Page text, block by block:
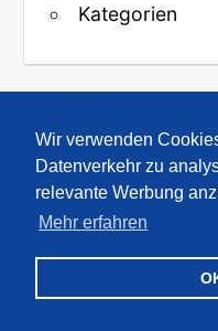
Wir verwenden
Datenverkehr zu
relevante Werbung
Mehr erfahren
Kategorien
↑
Über uns·Kontakt
© 2008-2026
für